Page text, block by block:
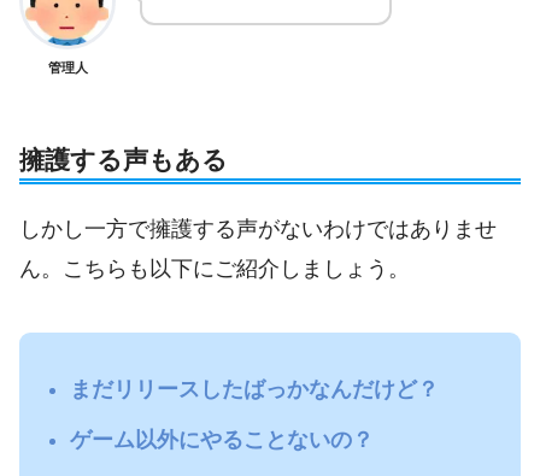
管理人
擁護する声もある
しかし一方で擁護する声がないわけではありませ
ん。こちらも以下にご紹介しましょう。
まだリリースしたばっかなんだけど？
ゲーム以外にやることないの？